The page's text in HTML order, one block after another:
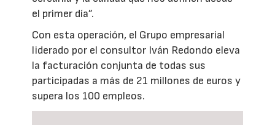
el primer día”.
Con esta operación, el Grupo empresarial
liderado por el consultor Iván Redondo eleva
la facturación conjunta de todas sus
participadas a más de 21 millones de euros y
supera los 100 empleos.